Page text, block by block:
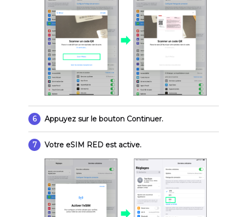
6 Appuyez sur le bouton Continuer.
7 Votre eSIM RED est active.